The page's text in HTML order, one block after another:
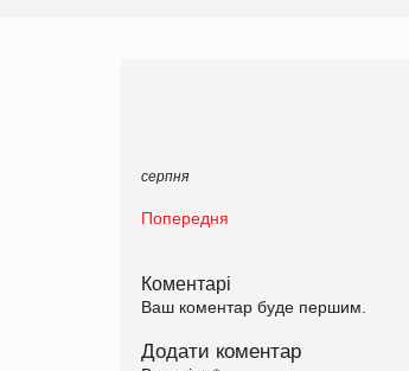
серпня
Попередня
Коментарі
Ваш коментар буде першим.
Додати коментар